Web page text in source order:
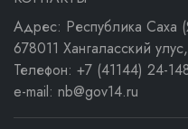
Адрес: Республика Саха
678011 Хангаласский
Телефон: +7 (41144) 24-
e-mail: nb@gov14.ru